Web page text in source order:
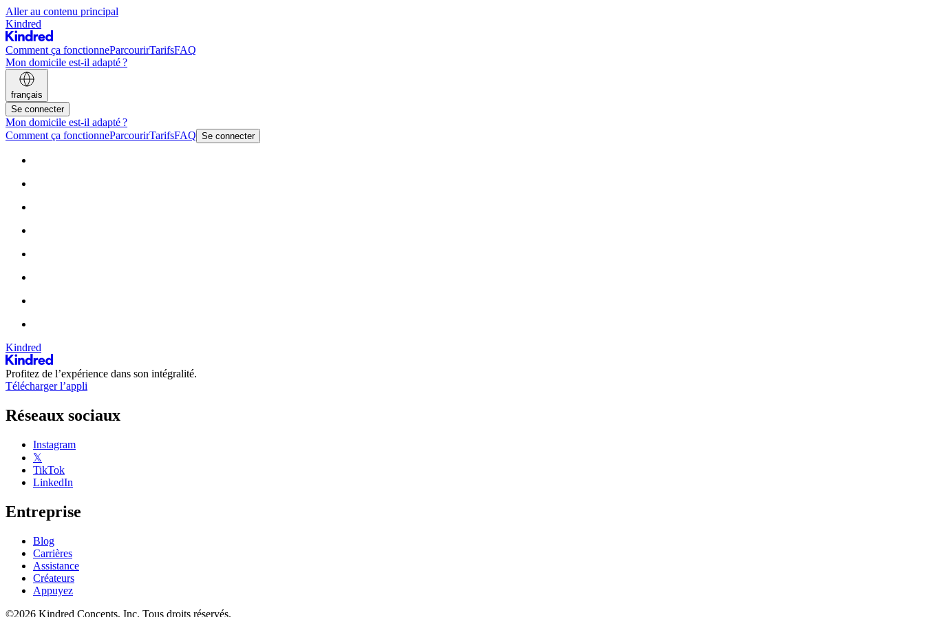
Aller au contenu principal
Kindred
Comment ça fonctionneParcourirTarifsFAQ
Mon domicile est-il adapté ?
français
Se connecter
Mon domicile est-il adapté ?
Comment ça fonctionneParcourirTarifsFAQ Se connecter
Kindred
Profitez de l’expérience dans son intégralité.
Télécharger l’appli
Réseaux sociaux
Instagram
𝕏
TikTok
LinkedIn
Entreprise
Blog
Carrières
Assistance
Créateurs
Appuyez
©2026 Kindred Concepts, Inc. Tous droits réservés.